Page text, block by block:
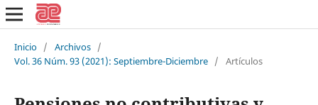
Inicio / Archivos /
Vol. 36 Núm. 93 (2021): Septiembre-Diciembre / Artículos